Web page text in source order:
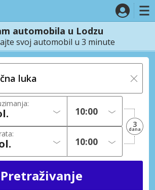
automobila u Lodzu
svoj automobil u 3 minute
3
dana